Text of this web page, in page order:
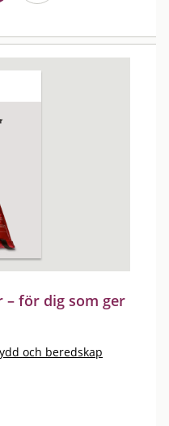
– för dig som ger
och beredskap